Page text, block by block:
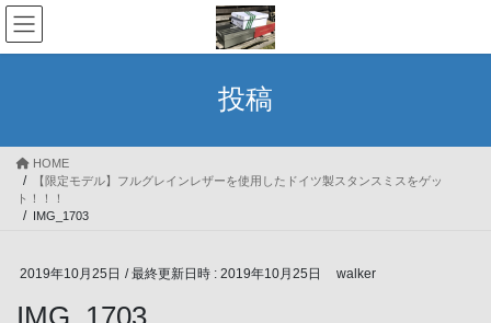
コ
ン
テ
ス
ナ
ビ
ゲ
ン
投稿
HOME
【限定モデル】フルグレインレザーを使用したドイツ製スタンスミスをゲッ
ト！！！
IMG_1703
2019年10月25日 / 最終更新日時 : 2019年10月25日 walker
IMG_1703